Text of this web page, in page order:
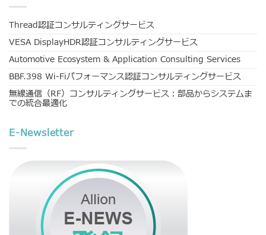
Thread認証コンサルティングサービス
VESA DisplayHDR認証コンサルティングサービス
Automotive Ecosystem & Application Consulting Services
BBF.398 Wi-Fiパフォーマンス認証コンサルティングサービス
無線通信（RF）コンサルティングサービス：部品からシステムま
での統合最適化
E-Newsletter